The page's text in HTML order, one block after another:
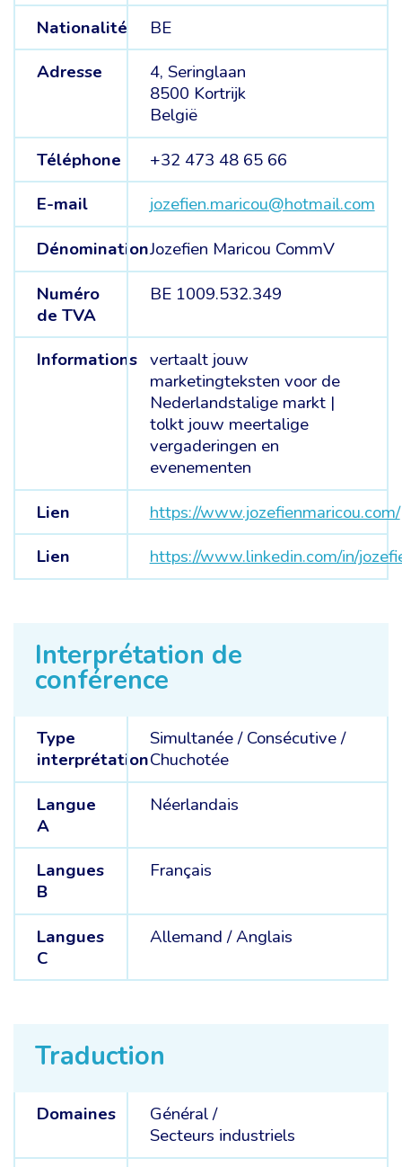
Nationalité
BE
Adresse
4, Seringlaan
8500 Kortrijk
België
Téléphone
+32 473 48 65 66
E-mail
jozefien.maricou@hotmail.com
DénominationJozefien Maricou CommV
Numéro
de TVA
BE 1009.532.349
Informations vertaalt jouw
marketingteksten voor de
Nederlandstalige markt |
tolkt jouw meertalige
vergaderingen en
evenementen
Lien
https://www.jozefienmaricou.com/
Lien
https://www.linkedin.com/in/
Interprétation de
conférence
Type
interprétation
Simultanée/Consécutive/
Chuchotée
Langue
A
Néerlandais
Langues
B
Français
Langues
C
Allemand /Anglais
Traduction
Domaines
Général /
Secteurs industriels